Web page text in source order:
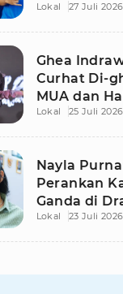
Lokal 27 Juli 2026
Ghea
Curhat Di-
MUA dan
Jelang
Lokal 25 Juli 2026
Nayla
Perankan
Ganda di
Remaja
Lokal 23 Juli 2026